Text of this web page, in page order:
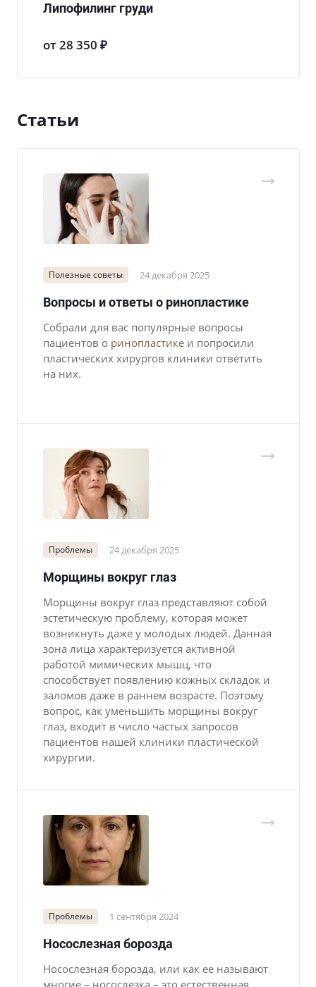
Липофилинг груди
от 28 350 ₽
Статьи
Полезные советы 24 декабря 2025
Вопросы и ответы о ринопластике
Собрали для вас популярные вопросы
пациентов о ринопластике и попросили
пластических хирургов клиники ответить
на них.
Проблемы 24 декабря 2025
Морщины вокруг глаз
Морщины вокруг глаз представляют собой
эстетическую проблему, которая может
возникнуть даже у молодых людей. Данная
зона лица характеризуется активной
работой мимических мышц, что
способствует появлению кожных складок и
заломов даже в раннем возрасте. Поэтому
вопрос, как уменьшить морщины вокруг
глаз, входит в число частых запросов
пациентов нашей клиники пластической
хирургии.
Проблемы 1 сентября 2024
Носослезная борозда
Носослезная борозда, или как ее называют
многие – носослезка – это естественная